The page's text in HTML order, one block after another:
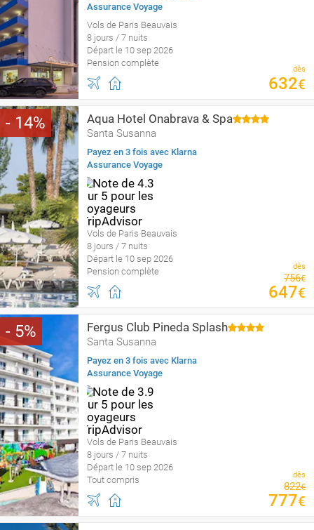
Assurance Voyage
Vols de Paris Beauvais
8 jours / 7 nuits
Départ le 10 sep 2026
Pension complète
dès
632€
14 Aqua Hotel Onabrava & Spa
Santa Susanna
Payez en 3 fois avec Klarna
Assurance Voyage
Vols de Paris Beauvais
8 jours / 7 nuits
Départ le 10 sep 2026
Pension complète
dès
756€
647€
5 Fergus Club Pineda Splash
Santa Susanna
Payez en 3 fois avec Klarna
Assurance Voyage
Vols de Paris Beauvais
8 jours / 7 nuits
Départ le 10 sep 2026
Tout compris
dès
822€
777€